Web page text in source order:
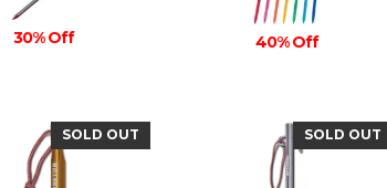
30% Off 40% Off
SOLD OUT SOLD OUT